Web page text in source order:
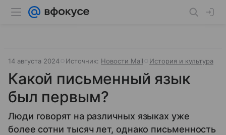
14 августа 2024 Источник: Новости Mail История и культура
Какой письменный язык
был первым?
Люди говорят на различных языках уже
более сотни тысяч лет, однако письменность